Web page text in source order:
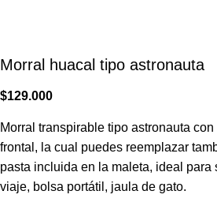
Morral huacal tipo astronauta
$129.000
Morral transpirable tipo astronauta
frontal, la cual puedes reemplazar
pasta incluida en la maleta, ideal para
viaje, bolsa portátil, jaula de gato.